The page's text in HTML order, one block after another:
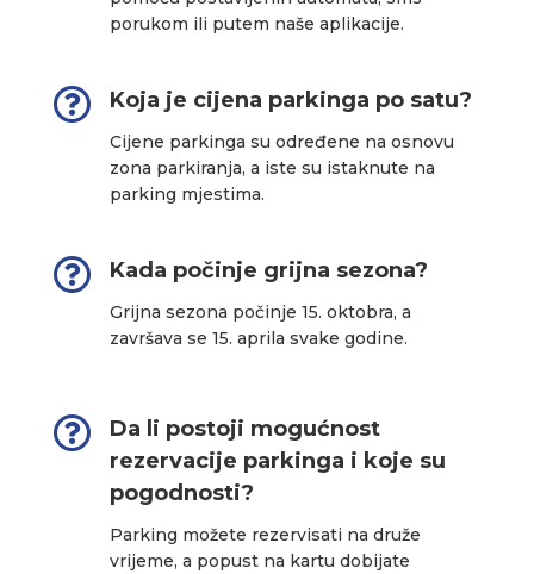
porukom ili putem naše aplikacije.
 Koja je cijena parkinga po satu?
Cijene parkinga su određene na osnovu
zona parkiranja, a iste su istaknute na
parking mjestima.
 Kada počinje grijna sezona?
Grijna sezona počinje 15. oktobra, a
završava se 15. aprila svake godine.

Da li postoji mogućnost
rezervacije parkinga i koje su
pogodnosti?
Parking možete rezervisati na druže
vrijeme, a popust na kartu dobijate